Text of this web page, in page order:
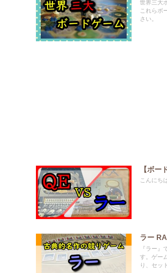
世界三大
これらボ
さい。
【ボー
こんにち
ラー
『ラー
す。ゲー
り、セッ